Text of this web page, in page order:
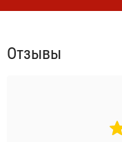
Отзывы